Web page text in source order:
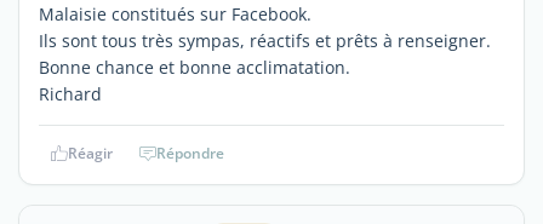
Malaisie constitués sur Facebook.
Ils sont tous très sympas, réactifs et prêts à renseigner.
Bonne chance et bonne acclimatation.
Richard
Réagir Répondre